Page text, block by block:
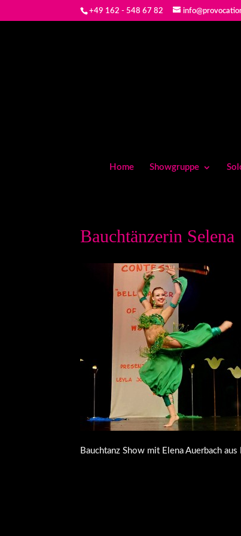
+49 162 - 548 67 82
Home Showgruppe
Bauchtänzerin Selena
Bauchtanz Show mit Elena Auerbach